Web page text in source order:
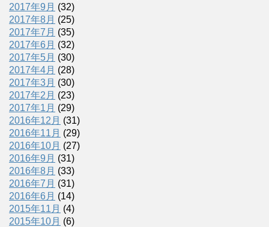
2017年9月 (32)
2017年8月 (25)
2017年7月 (35)
2017年6月 (32)
2017年5月 (30)
2017年4月 (28)
2017年3月 (30)
2017年2月 (23)
2017年1月 (29)
2016年12月 (31)
2016年11月 (29)
2016年10月 (27)
2016年9月 (31)
2016年8月 (33)
2016年7月 (31)
2016年6月 (14)
2015年11月 (4)
2015年10月 (6)